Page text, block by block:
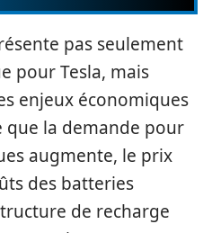
pas seulement
pour Tesla, mais
enjeux économiques
que la demande pour
augmente, le prix
des batteries
de recharge